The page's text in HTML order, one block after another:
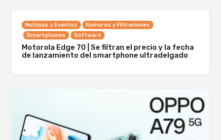
Noticias y Eventos
Rumores y Filtraciones
Smartphones
Software
Motorola Edge 70 | Se filtran el precio y la fecha
de lanzamiento del smartphone ultradelgado